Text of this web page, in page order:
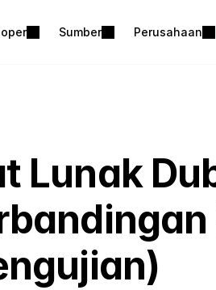
Sumber Perusahaan
Lunak